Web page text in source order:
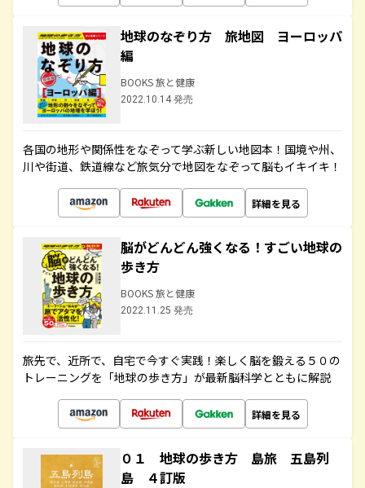
地球のなぞり方 旅地図 ヨーロッパ
編
BOOKS 旅と健康
2022.10.14 発売
各国の地形や関係性をなぞって学ぶ新しい地図本！国境や州、
川や街道、鉄道線など旅気分で地図をなぞって脳もイキイキ！
詳細を見る
脳がどんどん強くなる！すごい地球の
歩き方
BOOKS 旅と健康
2022.11.25 発売
旅先で、近所で、自宅で今すぐ実践！楽しく脳を鍛える５０の
トレーニングを「地球の歩き方」が最新脳科学とともに解説
詳細を見る
０１ 地球の歩き方 島旅 五島列
島 ４訂版